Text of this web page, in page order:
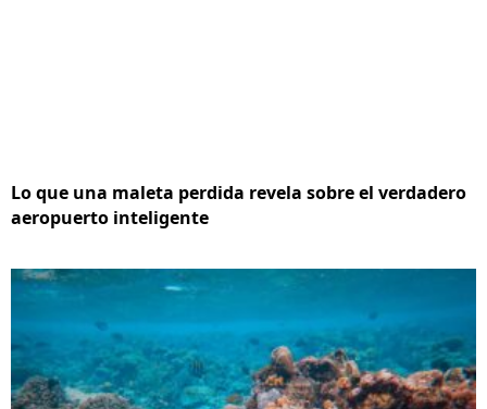
Lo que una maleta perdida revela sobre el verdadero
aeropuerto inteligente